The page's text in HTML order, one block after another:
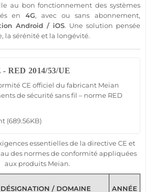
au bon fonctionnement des systèmes
en 4G, avec ousans abonnement,
Android / iOS. Une solution pensée
la sérénité et la longévité.
RED 2014/53/UE
CE officiel du fabricant Meian
de sécurité sans fil – norme RED
(689.56KB)
essentielles de la directive CE et
des normes de conformité appliquées
aux produits Meian.
DÉSIGNATION / DOMAINE ANNÉE